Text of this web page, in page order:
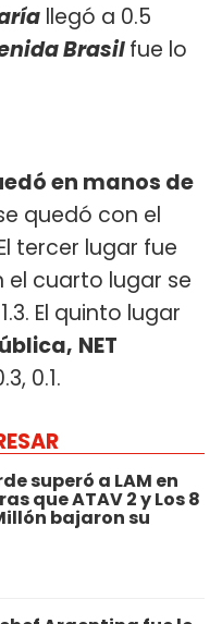
llegó a 0.5
Brasilfue lo
en manos de
quedó con el
tercer lugar fue
el cuarto lugar se
El quinto lugar
NET
0.1.
superó a LAM en
que ATAV 2 y Los 8
bajaron su